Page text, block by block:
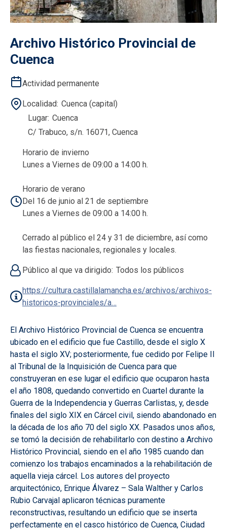
Archivo Histórico Provincial de
Cuenca
Actividad permanente
Localidad Cuenca (capital)
Lugar Cuenca
C/ Trabuco, s/n. 16071, Cuenca
Horario de invierno
Lunes a Viernes de 09:00 a 14:00 h.
Horario de verano
Del 16 de junio al 21 de septiembre
Lunes a Viernes de 09:00 a 14:00 h.
Cerrado al público el 24 y 31 de diciembre, así como
las fiestas nacionales, regionales y locales.
Público al que va dirigido Todos los públicos
https://cultura.castillalamancha.es/archivos/archivos-
historicos-provinciales/a…
El Archivo Histórico Provincial de Cuenca se encuentra
ubicado en el edificio que fue Castillo, desde el siglo X
hasta el siglo XV; posteriormente, fue cedido por Felipe II
al Tribunal de la Inquisición de Cuenca para que
construyeran en ese lugar el edificio que ocuparon hasta
el año 1808, quedando convertido en Cuartel durante la
Guerra de la Independencia y Guerras Carlistas, y, desde
finales del siglo XIX en Cárcel civil, siendo abandonado en
la década de los año 70 del siglo XX. Pasados unos años,
se tomó la decisión de rehabilitarlo con destino a Archivo
Histórico Provincial, siendo en el año 1985 cuando dan
comienzo los trabajos encaminados a la rehabilitación de
aquella vieja cárcel. Los autores del proyecto
arquitectónico, Enrique Álvarez – Sala Walther y Carlos
Rubio Carvajal aplicaron técnicas puramente
reconstructivas, resultando un edificio que se inserta
perfectamente en el casco histórico de Cuenca, Ciudad